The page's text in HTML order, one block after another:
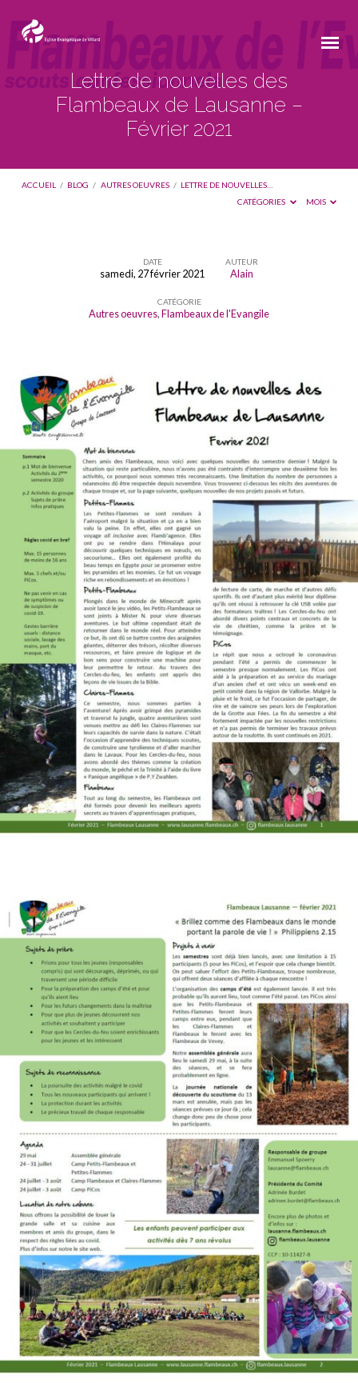
Lettre de nouvelles des
Flambeaux de Lausanne –
Février 2021
ACCUEIL / BLOG / AUTRES OEUVRES / LETTRE DE NOUVELLES…
CATÉGORIES
MOIS
Flambeaux
de
Lausanne
–
Février
2021
DATE
samedi, 27 février 2021
AUTEUR
Alain
CATÉGORIE
Autres oeuvres,Flambeaux de l'Evangile